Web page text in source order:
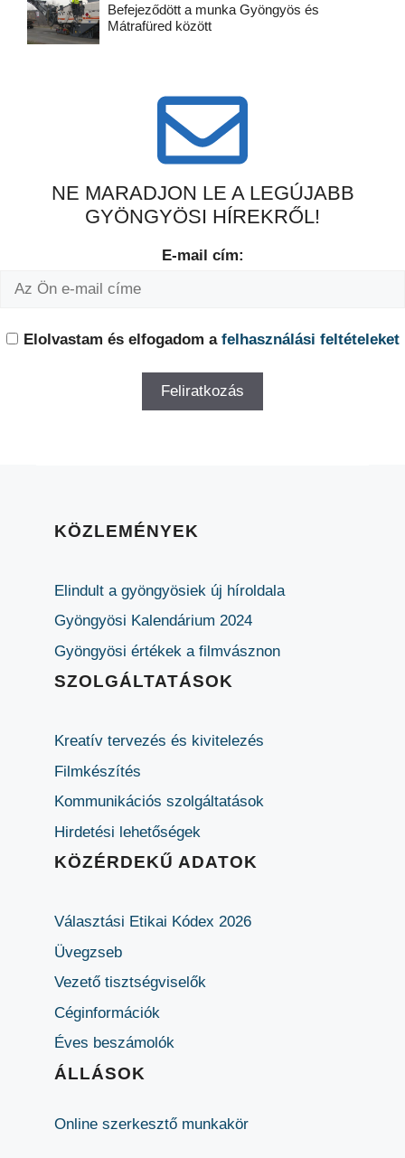
Befejeződött a munka Gyöngyös és
Mátrafüred között
NE MARADJON LE A LEGÚJABB
GYÖNGYÖSI HÍREKRŐL!
E-mail cím:
Elolvastam és elfogadom a felhasználási feltételeket
KÖZLEMÉNYEK
Elindult a gyöngyösiek új híroldala
Gyöngyösi Kalendárium 2024
Gyöngyösi értékek a filmvásznon
SZOLGÁLTATÁSOK
Kreatív tervezés és kivitelezés
Filmkészítés
Kommunikációs szolgáltatások
Hirdetési lehetőségek
KÖZÉRDEKŰ ADATOK
Választási Etikai Kódex 2026
Üvegzseb
Vezető tisztségviselők
Céginformációk
Éves beszámolók
ÁLLÁSOK
Online szerkesztő munkakör